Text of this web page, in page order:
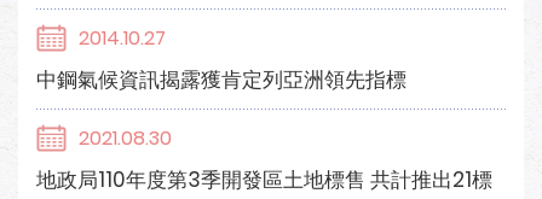
2014.10.27
中鋼氣候資訊揭露獲肯定列亞洲領先指標
2021.08.30
地政局110年度第3季開發區土地標售 共計推出21標